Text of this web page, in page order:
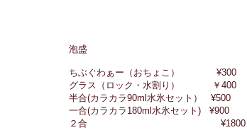
泡盛
ちぶぐわぁー（おちょこ） ¥300
グラス（ロック・水割り） ￥400
半合(カラカラ90ml水氷セット） ¥500
一合(カラカラ180ml水氷セット) ¥900
２合 ¥1800